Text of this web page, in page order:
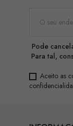
Pode
Para tal,
Aceito as